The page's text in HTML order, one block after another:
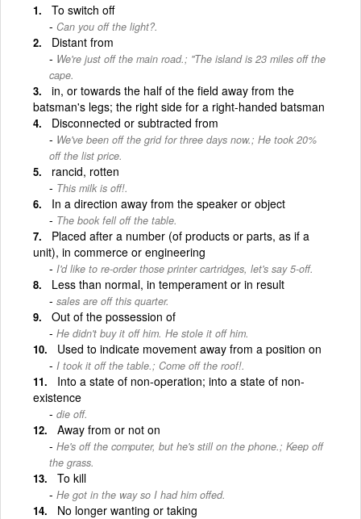
To switch off
Can you off the light?.
Distant from
We're just off the main road.; ''The island is 23 miles off the
cape.
in, or towards the half of the field away from the
batsman's legs; the right side for a right-handed batsman
Disconnected or subtracted from
We've been off the grid for three days now.; He took 20%
off the list price.
rancid, rotten
This milk is off!.
In a direction away from the speaker or object
The book fell off the table.
Placed after a number (of products or parts, as if a
unit), in commerce or engineering
I'd like to re-order those printer cartridges, let's say 5-off.
Less than normal, in temperament or in result
sales are off this quarter.
Out of the possession of
He didn't buy it off him. He stole it off him.
Used to indicate movement away from a position on
I took it off the table.; Come off the roof!.
Into a state of non-operation; into a state of non-
existence
die off.
Away from or not on
He's off the computer, but he's still on the phone.; Keep off
the grass.
To kill
He got in the way so I had him offed.
No longer wanting or taking